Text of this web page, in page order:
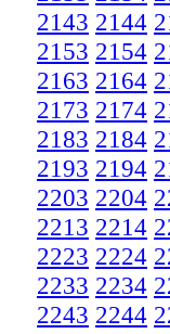
2143 2144
2153 2154
2163 2164
2173 2174
2183 2184
2193 2194
2203 2204
2213 2214
2223 2224
2233 2234
2243 2244